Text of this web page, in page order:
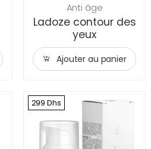
Anti âge
Ladoze contour des
yeux
Ajouter au panier
299 Dhs